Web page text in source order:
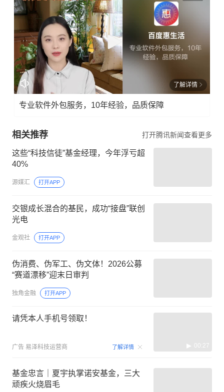
了解详情
专业软件外包服务，10年经验，品质保障
相关推荐 打开腾讯新闻查看更多
这些“科技信徒”基金经理，今年浮亏超
40%
源媒汇 打开APP
交银成长混合的基民，成功“接盘”联创
光电
金观社 打开APP
伪消费、伪军工、伪文体！2026公募
“赛道漂移”迎末日审判
独角金融 打开APP
请凭本人手机号领取！
广告 易泽科技运营商 了解详情 00:27
基金忠言｜夏宇执掌诺安基金，三大
顽疾火烧眉毛